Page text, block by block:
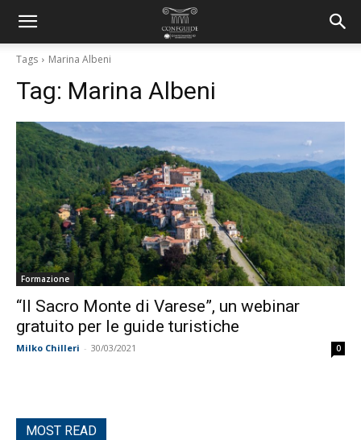
Tags Marina Albeni
Tag: Marina Albeni
Formazione
“Il Sacro Monte di Varese”, un webinar
gratuito per le guide turistiche
Milko Chilleri - 30/03/2021 0
MOST READ